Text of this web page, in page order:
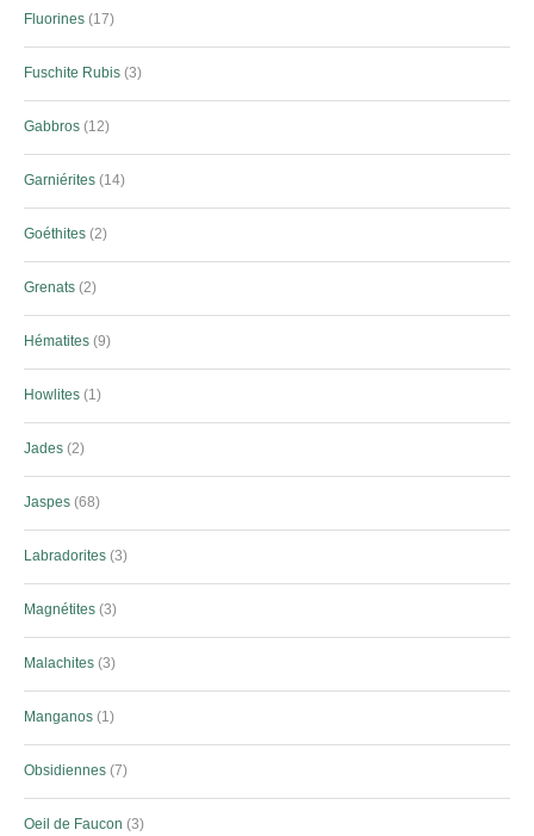
Fluorines 17
Fuschite Rubis 3
Gabbros 12
Garniérites 14
Goéthites 2
Grenats 2
Hématites 9
Howlites 1
Jades 2
Jaspes 68
Labradorites 3
Magnétites 3
Malachites 3
Manganos 1
Obsidiennes 7
Oeil de Faucon 3